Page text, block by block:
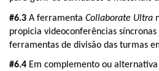
#6.3 A ferramenta Collaborate Ultra
propicia videoconferências
ferramentas de divisão das turmas
#6.4 Em complemento ou